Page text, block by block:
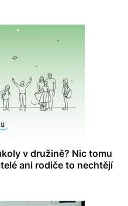
v družině? Nic tomu
ani rodiče to nechtějí